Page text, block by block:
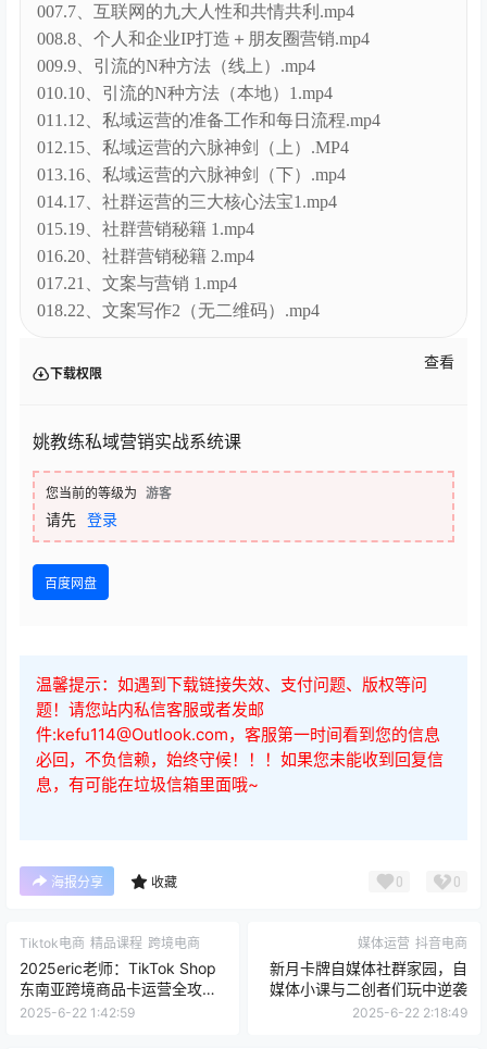
007.7、互联网的九大人性和共情共利.mp4
008.8、个人和企业IP打造＋朋友圈营销.mp4
009.9、引流的N种方法（线上）.mp4
010.10、引流的N种方法（本地）1.mp4
011.12、私域运营的准备工作和每日流程.mp4
012.15、私域运营的六脉神剑（上）.MP4
013.16、私域运营的六脉神剑（下）.mp4
014.17、社群运营的三大核心法宝1.mp4
015.19、社群营销秘籍 1.mp4
016.20、社群营销秘籍 2.mp4
017.21、文案与营销 1.mp4
018.22、文案写作2（无二维码）.mp4
下载权限
查看
姚教练私域营销实战系统课
您当前的等级为 游客
请先 登录
百度网盘
温馨提示：如遇到下载链接失效、支付问题、版权等问
题！请您站内私信客服或者发邮
件:kefu114@Outlook.com，客服第一时间看到您的信息
必回，不负信赖，始终守候！！！如果您未能收到回复信
息，有可能在垃圾信箱里面哦~
海报分享 收藏 0 0
Tiktok电商 精品课程 跨境电商
2025eric老师：TikTok Shop
东南亚跨境商品卡运营全攻略
（含无货源模式）23节
2025-6-22 1:42:59
媒体运营 抖音电商
新月卡牌自媒体社群家园，自
媒体小课与二创者们玩中逆袭
2025-6-22 2:18:49